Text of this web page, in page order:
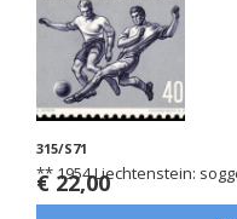
315/S71
** 1954 Liechtenstein:
€ 22,00